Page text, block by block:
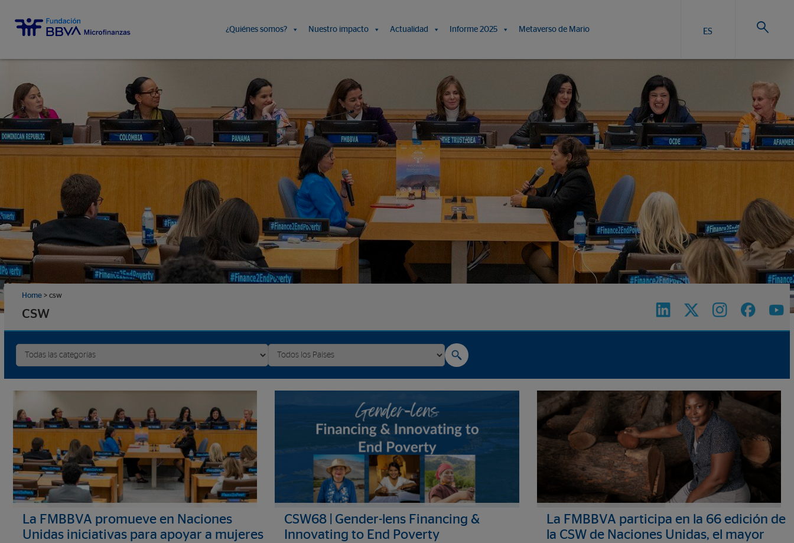
¿Quiénes somos? Nuestro impacto Actualidad Informe 2025 Metaverso de Mario ES
Home > csw
csw
La FMBBVA promueve en Naciones
Unidas iniciativas para apoyar a mujeres
CSW68 | Gender-lens Financing &
Innovating to End Poverty
La FMBBVA participa en la 66 edición de
la CSW de Naciones Unidas, el mayor